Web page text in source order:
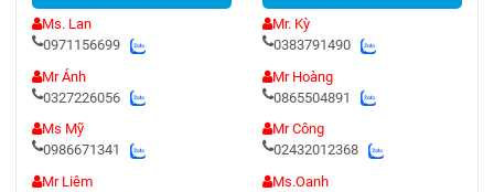
Ms. Lan
0971156699
Mr Ánh
0327226056
Ms Mỹ
0986671341
Mr Liêm
Mr. Kỳ
0383791490
Mr Hoàng
0865504891
Mr Công
02432012368
Ms.Oanh